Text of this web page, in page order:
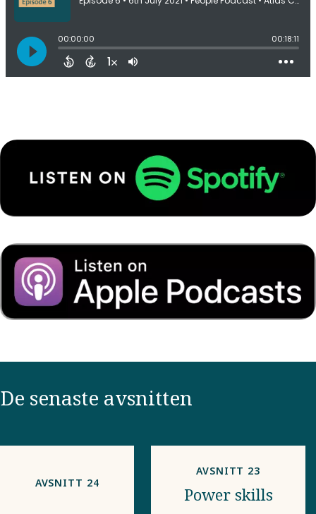
De senaste avsnitten
AVSNITT 24
AVSNITT 23
Power skills